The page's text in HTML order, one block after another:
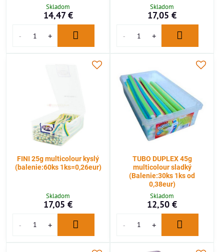
Skladom
14,47 €
Skladom
17,05 €
FINI 25g multicolour kyslý
(balenie:60ks 1ks=0,26eur)
Skladom
17,05 €
TUBO DUPLEX 45g
multicolour sladký
(Balenie:30ks 1ks od
0,38eur)
Skladom
12,50 €